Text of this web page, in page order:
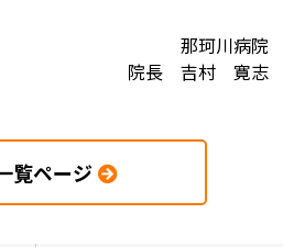
那珂川病院
院長 吉村 寛志
覧ページ